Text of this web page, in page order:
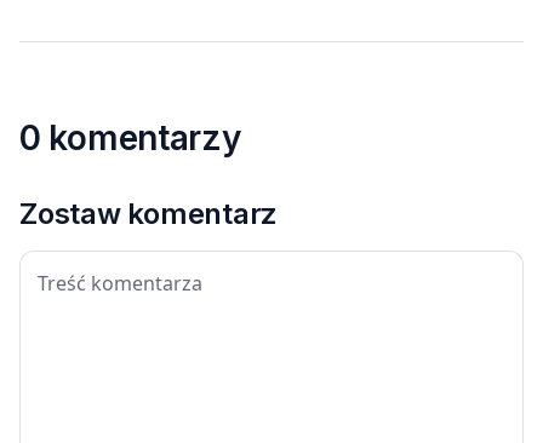
0 komentarzy
Zostaw komentarz